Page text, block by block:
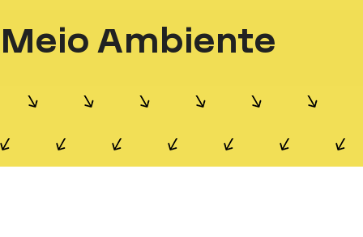
Meio Ambiente